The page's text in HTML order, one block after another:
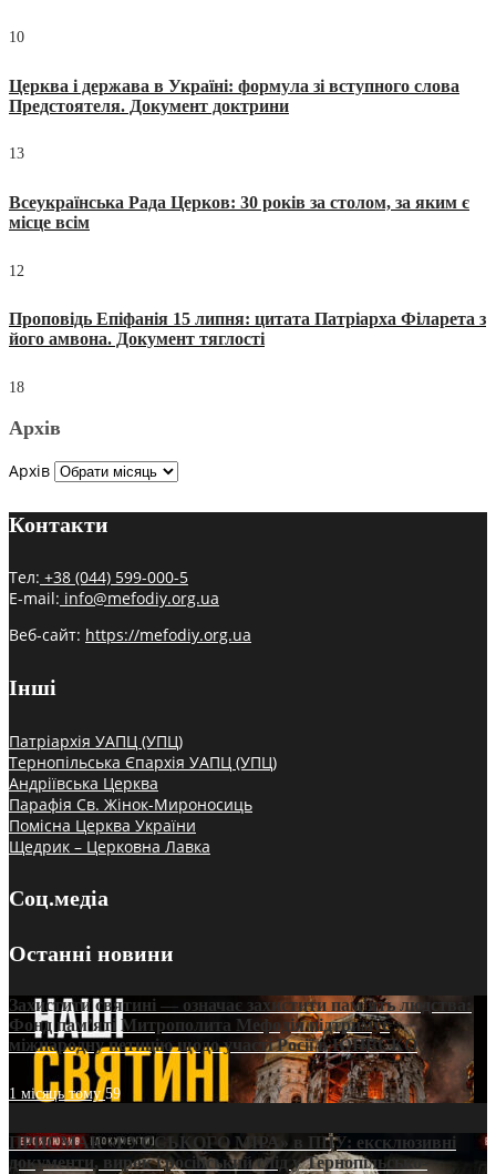
10
Церква і держава в Україні: формула зі вступного слова
Предстоятеля. Документ доктрини
13
Всеукраїнська Рада Церков: 30 років за столом, за яким є
місце всім
12
Проповідь Епіфанія 15 липня: цитата Патріарха Філарета з
його амвона. Документ тяглості
18
Архів
Архів
Контакти
Тел: +38 (044) 599-000-5
E-mail: info@mefodiy.org.ua
Веб-сайт: https://mefodiy.org.ua
Інші
Патріархія УАПЦ (УПЦ)
Тернопільська Єпархія УАПЦ (УПЦ)
Андріївська Церква
Парафія Св. Жінок-Мироносиць
Помісна Церква України
Щедрик – Церковна Лавка
Соц.медіа
Останні новини
Захистити святині — означає захистити пам’ять людства:
Фонд пам’яті Митрополита Мефодія підтримує
міжнародну петицію щодо участі Росії в ЮНЕСКО
1 місяць тому59
ПРИСМАК «РУССЬКОГО МІРА» в ПЦУ: ексклюзивні
документи, вирок і російський слід у Тернопільсько-